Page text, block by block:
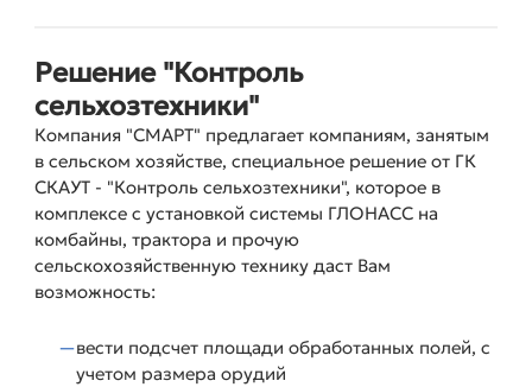
Решение "Контроль
сельхозтехники"
Компания "СМАРТ" предлагает компаниям, занятым
в сельском хозяйстве, специальное решение от ГК
СКАУТ - "Контроль сельхозтехники", которое в
комплексе с установкой системы ГЛОНАСС на
комбайны, трактора и прочую
сельскохозяйственную технику даст Вам
возможность:
вести подсчет площади обработанных полей, с
учетом размера орудий